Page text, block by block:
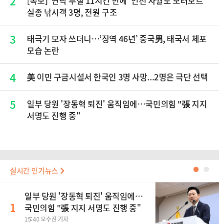
실종 낚시객 3명, 전원 구조
3
태극기 모자 쓰더니…‘징역 46년’ 중국男, 태국서 체포
모습 논란
4 美 이민 구금시설서 한국인 3명 사망...2명은 극단 선택
5
일부 당원 '장동혁 퇴진' 움직임에…국민의힘 "張 지지
서명도 진행 중"
실시간 인기뉴스 ●
1
일부 당원 '장동혁 퇴진' 움직임에…
국민의힘 "張 지지 서명도 진행 중"
15:40 오수진 기자